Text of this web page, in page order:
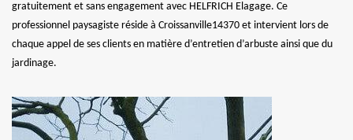
gratuitement et sans engagement avec HELFRICH Elagage. Ce
professionnel paysagiste réside à Croissanville14370 et intervient lors de
chaque appel de ses clients en matière d’entretien d’arbuste ainsi que du
jardinage.